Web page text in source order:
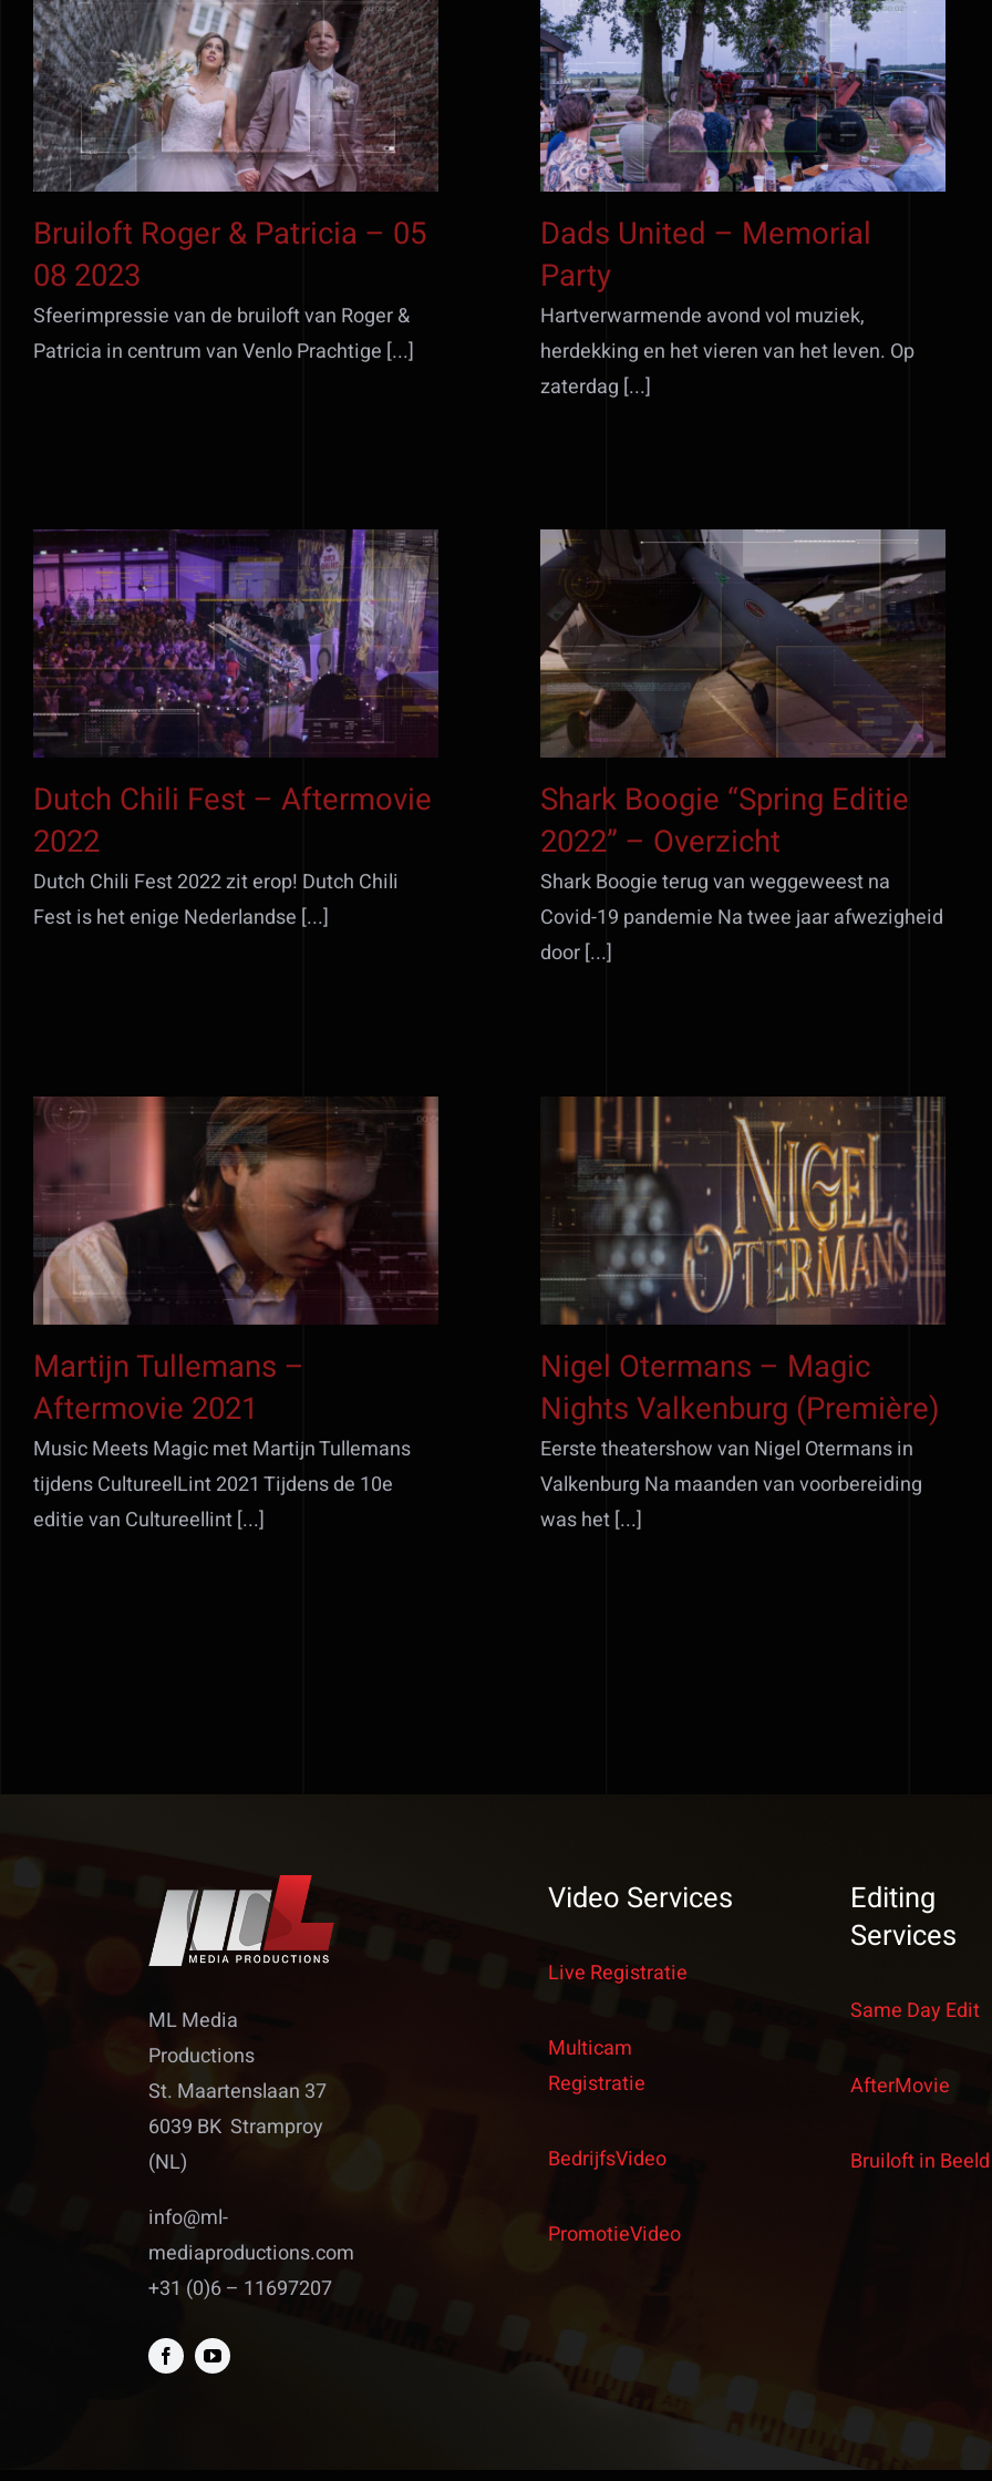
Bruiloft Roger &
Patricia – 05 08 2023
Bruiloft Roger & Patricia – 05
08 2023
Sfeerimpressie van de bruiloft van Roger &
Patricia in centrum van Venlo Prachtige [...]
Dads United – Memorial
Party
Dads United – Memorial
Party
Hartverwarmende avond vol muziek,
herdekking en het vieren van het leven. Op
zaterdag [...]
Dutch Chili Fest –
Aftermovie 2022
Dutch Chili Fest – Aftermovie
2022
Dutch Chili Fest 2022 zit erop! Dutch Chili
Fest is het enige Nederlandse [...]
Shark Boogie “Spring
Editie 2022” – Overzicht
Shark Boogie “Spring Editie
2022” – Overzicht
Shark Boogie terug van weggeweest na
Covid-19 pandemie Na twee jaar afwezigheid
door [...]
Martijn Tullemans –
Aftermovie 2021
Martijn Tullemans –
Aftermovie 2021
Music Meets Magic met Martijn Tullemans
tijdens CultureelLint 2021 Tijdens de 10e
editie van Cultureellint [...]
Nigel Otermans – Magic
Nights Valkenburg
(Première)
Nigel Otermans – Magic
Nights Valkenburg (Première)
Eerste theatershow van Nigel Otermans in
Valkenburg Na maanden van voorbereiding
was het [...]
ML Media
Productions
St. Maartenslaan 37
6039 BK Stramproy
(NL)
info@ml-
mediaproductions.com
+31 (0)6 – 11697207
Video Services
Live Registratie
Multicam
Registratie
BedrijfsVideo
PromotieVideo
Editing
Services
Same Day Edit
AfterMovie
Bruiloft in Beeld